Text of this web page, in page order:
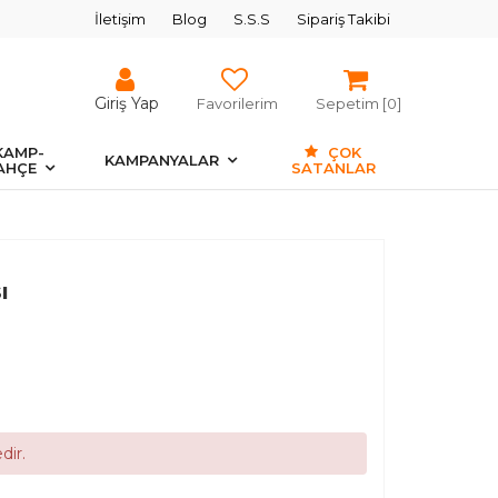
İletişim Blog S.S.S Sipariş Takibi
Giriş Yap Favorilerim Sepetim [0]
KAMPANYALAR
ÇOK
SATANLAR